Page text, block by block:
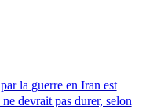
la guerre en Iran est
devrait pas durer, selon